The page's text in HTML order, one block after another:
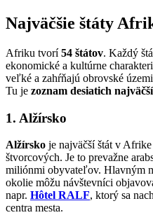
Najväčšie štáty
Afriku tvorí54 štátov. Každý
ekonomické a kultúrne
veľké a zahŕňajú obrovské
Tu je zoznam desiatich
1. Alžírsko
Alžírsko je najväčší štát v
štvorcových. Je to prevažne
miliónmi obyvateľov. Hlavným
okolie môžu návštevníci
napr. Hôtel RALF, ktorý sa
centra mesta.